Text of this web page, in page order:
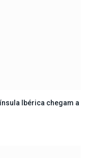
Ibérica chegam a